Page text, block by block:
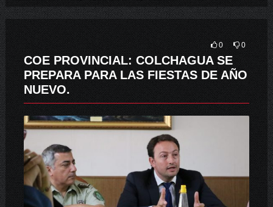
0 0
COE PROVINCIAL: COLCHAGUA SE
PREPARA PARA LAS FIESTAS DE AÑO
NUEVO.